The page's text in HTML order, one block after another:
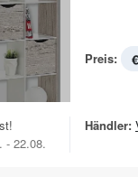
Preis:
- 22.08.
Händler: